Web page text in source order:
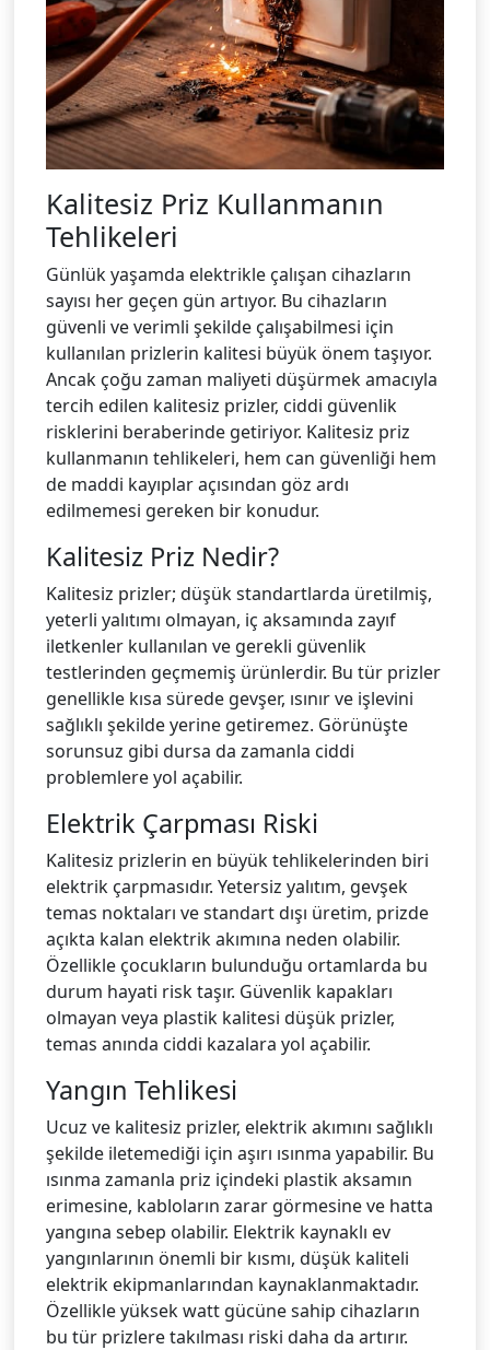
Kalitesiz Priz Kullanmanın
Tehlikeleri
Günlük yaşamda elektrikle çalışan cihazların
sayısı her geçen gün artıyor. Bu cihazların
güvenli ve verimli şekilde çalışabilmesi için
kullanılan prizlerin kalitesi büyük önem taşıyor.
Ancak çoğu zaman maliyeti düşürmek amacıyla
tercih edilen kalitesiz prizler, ciddi güvenlik
risklerini beraberinde getiriyor. Kalitesiz priz
kullanmanın tehlikeleri, hem can güvenliği hem
de maddi kayıplar açısından göz ardı
edilmemesi gereken bir konudur.
Kalitesiz Priz Nedir?
Kalitesiz prizler; düşük standartlarda üretilmiş,
yeterli yalıtımı olmayan, iç aksamında zayıf
iletkenler kullanılan ve gerekli güvenlik
testlerinden geçmemiş ürünlerdir. Bu tür prizler
genellikle kısa sürede gevşer, ısınır ve işlevini
sağlıklı şekilde yerine getiremez. Görünüşte
sorunsuz gibi dursa da zamanla ciddi
problemlere yol açabilir.
Elektrik Çarpması Riski
Kalitesiz prizlerin en büyük tehlikelerinden biri
elektrik çarpmasıdır. Yetersiz yalıtım, gevşek
temas noktaları ve standart dışı üretim, prizde
açıkta kalan elektrik akımına neden olabilir.
Özellikle çocukların bulunduğu ortamlarda bu
durum hayati risk taşır. Güvenlik kapakları
olmayan veya plastik kalitesi düşük prizler,
temas anında ciddi kazalara yol açabilir.
Yangın Tehlikesi
Ucuz ve kalitesiz prizler, elektrik akımını sağlıklı
şekilde iletemediği için aşırı ısınma yapabilir. Bu
ısınma zamanla priz içindeki plastik aksamın
erimesine, kabloların zarar görmesine ve hatta
yangına sebep olabilir. Elektrik kaynaklı ev
yangınlarının önemli bir kısmı, düşük kaliteli
elektrik ekipmanlarından kaynaklanmaktadır.
Özellikle yüksek watt gücüne sahip cihazların
bu tür prizlere takılması riski daha da artırır.